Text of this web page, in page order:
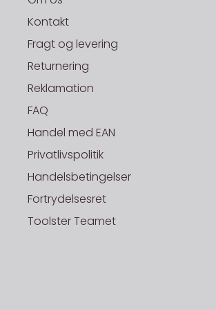
Kontakt
Fragt og levering
Returnering
Reklamation
FAQ
Handel med EAN
Privatlivspolitik
Handelsbetingelser
Fortrydelsesret
Toolster Teamet